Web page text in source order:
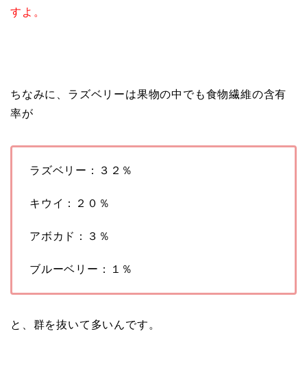
すよ。
ちなみに、ラズベリーは果物の中でも食物繊維の含有
率が
ラズベリー：３２％
キウイ：２０％
アボカド：３％
ブルーベリー：１％
と、群を抜いて多いんです。